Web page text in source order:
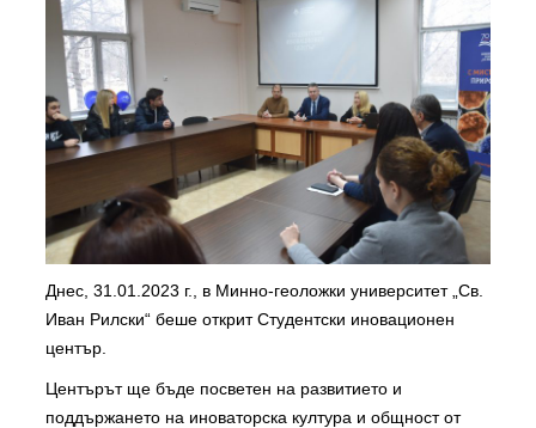
Днес, 31.01.2023 г., в Минно-геоложки университет „Св.
Иван Рилски“ беше открит Студентски иновационен
център.
Центърът ще бъде посветен на развитието и
поддържането на иноваторска култура и общност от